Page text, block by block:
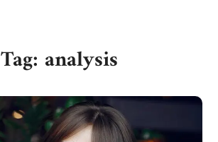
Tag: analysis